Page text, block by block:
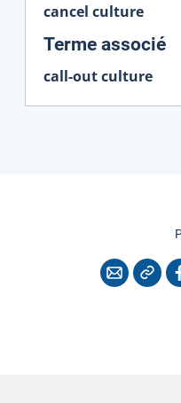
cancel culture
Terme associé:
call-out culture
Courriel